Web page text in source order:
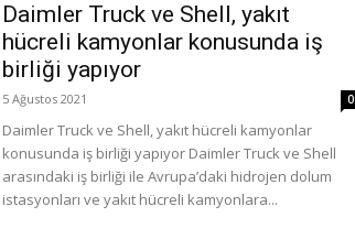
Daimler Truck ve Shell, yakıt
hücreli kamyonlar konusunda iş
birliği yapıyor
5 Ağustos 2021 0
Daimler Truck ve Shell, yakıt hücreli kamyonlar
konusunda iş birliği yapıyor Daimler Truck ve Shell
arasındaki iş birliği ile Avrupa’daki hidrojen dolum
istasyonları ve yakıt hücreli kamyonlara...